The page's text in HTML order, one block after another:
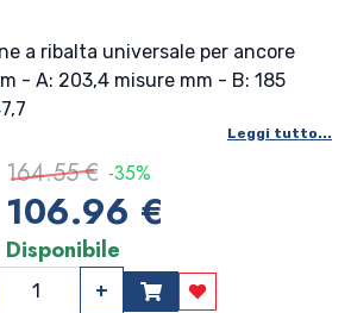
a ribalta universale per ancore
- A: 203,4 misure mm - B: 185
Leggi tutto...
164.55 € -35%
106.96 €
Disponibile
+ Aggiungi ai